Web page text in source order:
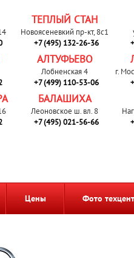
ТЕПЛЫЙ СТАН
Новоясеневкий пр-кт, 8с1
+7 (495) 132-26-36
АЛТУФЬЕВО
Лобненская 4
+7 (499) 110-53-06
г.
БАЛАШИХА
Леоновское ш. вл. 8
+7 (495) 021-56-66
Цены Фото